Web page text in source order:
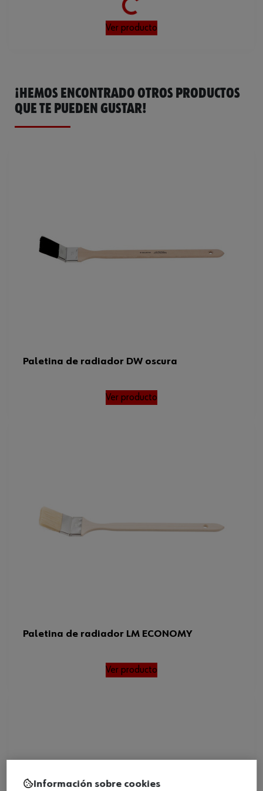
Ver producto
¡HEMOS ENCONTRADO OTROS PRODUCTOS
QUE TE PUEDEN GUSTAR!
Paletina de radiador DW oscura
Ver producto
Paletina de radiador LM ECONOMY
Ver producto
Información sobre cookies